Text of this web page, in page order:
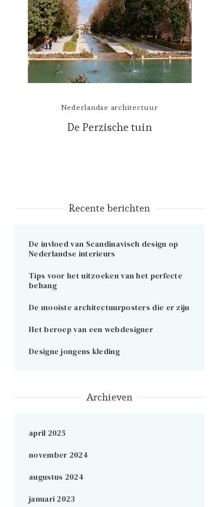
Nederlandse architectuur
De Perzische tuin
Recente berichten
De invloed van Scandinavisch design op
Nederlandse interieurs
Tips voor het uitzoeken van het perfecte
behang
De mooiste architectuurposters die er zijn
Het beroep van een webdesigner
Designe jongens kleding
Archieven
april 2025
november 2024
augustus 2024
januari 2023